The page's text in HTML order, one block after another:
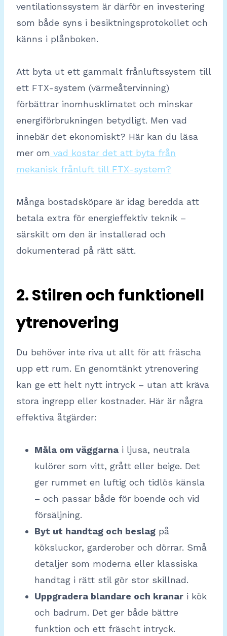
ventilationssystem är därför en investering
som både syns i besiktningsprotokollet och
känns i plånboken.
Att byta ut ett gammalt frånluftssystem till
ett FTX-system (värmeåtervinning)
förbättrar inomhusklimatet och minskar
energiförbrukningen betydligt. Men vad
innebär det ekonomiskt? Här kan du läsa
mer om vad kostar det att byta från
mekanisk frånluft till FTX-system?
Många bostadsköpare är idag beredda att
betala extra för energieffektiv teknik –
särskilt om den är installerad och
dokumenterad på rätt sätt.
2. Stilren och funktionell
ytrenovering
Du behöver inte riva ut allt för att fräscha
upp ett rum. En genomtänkt ytrenovering
kan ge ett helt nytt intryck – utan att kräva
stora ingrepp eller kostnader. Här är några
effektiva åtgärder:
Måla om väggarna i ljusa, neutrala
kulörer som vitt, grått eller beige. Det
ger rummet en luftig och tidlös känsla
– och passar både för boende och vid
försäljning.
Byt ut handtag och beslag på
köksluckor, garderober och dörrar. Små
detaljer som moderna eller klassiska
handtag i rätt stil gör stor skillnad.
Uppgradera blandare och kranar i kök
och badrum. Det ger både bättre
funktion och ett fräscht intryck.